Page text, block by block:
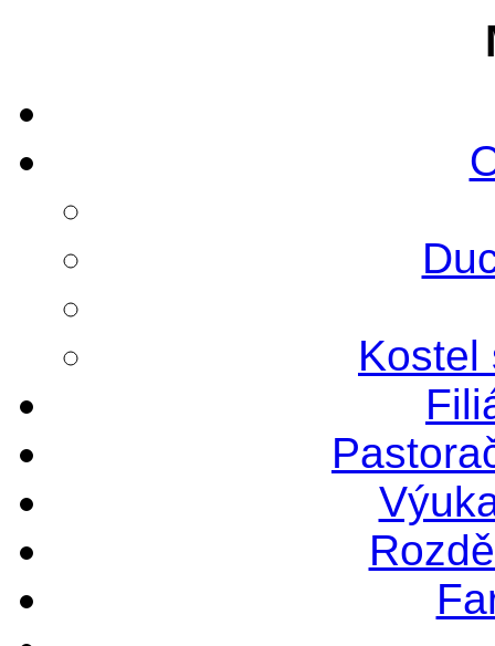
Kostel